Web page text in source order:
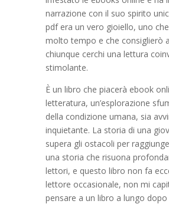
narrazione con il suo spirito
pdf era un vero gioiello, uno
molto tempo e che consiglierò
chiunque cerchi una lettura
stimolante.
È un libro che piacerà ebook
letteratura, un’esplorazione
della condizione umana, sia
inquietante. La storia di una
supera gli ostacoli per
una storia che risuona
lettori, e questo libro non fa
lettore occasionale, non mi
pensare a un libro a lungo